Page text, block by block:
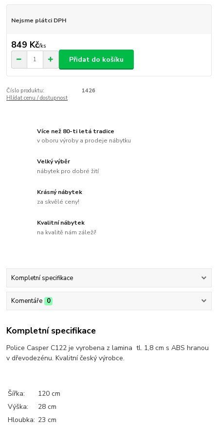
Nejsme plátci DPH
849 Kč/ks
Přidat do košíku
Číslo produktu:
1426
Hlídat cenu / dostupnost
Více než 80-ti letá tradice
v oboru výroby a prodeje nábytku
Velký výběr
nábytek pro dobré žití
Krásný nábytek
za skvělé ceny!
Kvalitní nábytek
na kvalitě nám záleží!
Kompletní specifikace
Komentáře 0
Kompletní specifikace
Police Casper C122 je vyrobena z lamina tl. 1,8 cm s ABS hranou
v dřevodezénu. Kvalitní český výrobce.
Šířka:
120 cm
Výška:
28 cm
Hloubka: 23 cm